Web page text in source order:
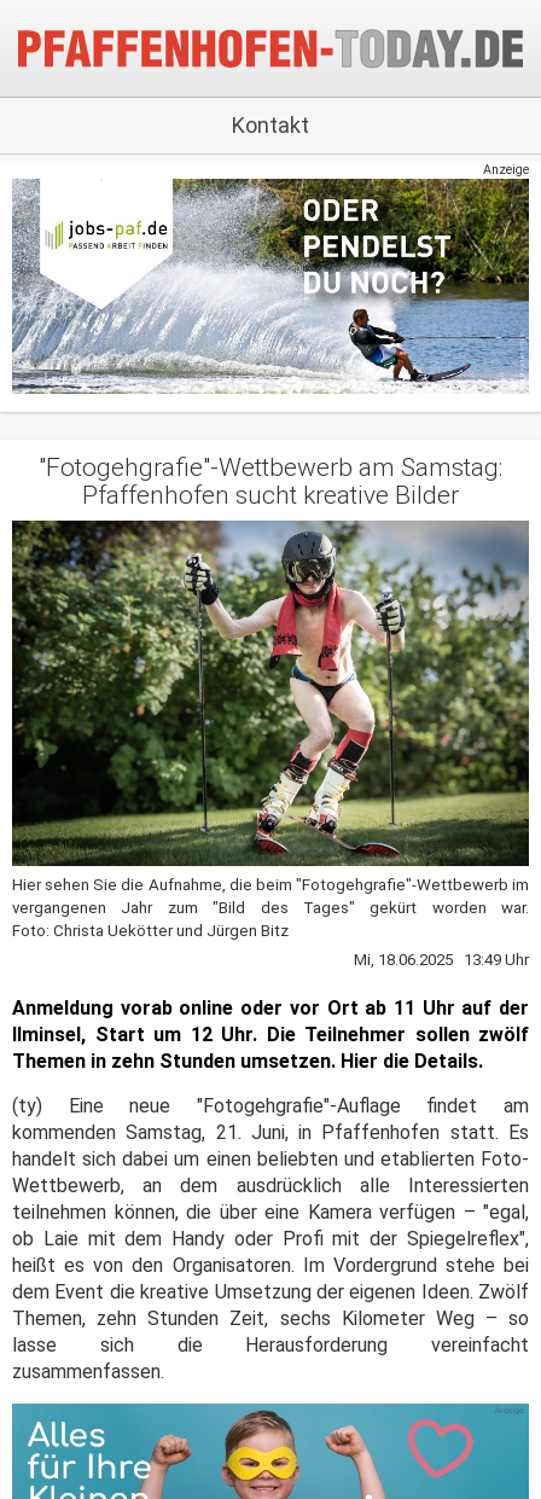
Kontakt
Anzeige
"Fotogehgrafie"-Wettbewerb am Samstag:
Pfaffenhofen sucht kreative Bilder
Hier sehen Sie die Aufnahme, die beim "Fotogehgrafie"-Wettbewerb im
vergangenen Jahr zum "Bild des Tages" gekürt worden war.
Foto: Christa Uekötter und Jürgen Bitz
Mi, 18.06.2025 13:49 Uhr
Anmeldung vorab online oder vor Ort ab 11 Uhr auf der
Ilminsel, Start um 12 Uhr. Die Teilnehmer sollen zwölf
Themen in zehn Stunden umsetzen. Hier die Details.
(ty) Eine neue "Fotogehgrafie"-Auflage findet am
kommenden Samstag, 21. Juni, in Pfaffenhofen statt. Es
handelt sich dabei um einen beliebten und etablierten Foto-
Wettbewerb, an dem ausdrücklich alle Interessierten
teilnehmen können, die über eine Kamera verfügen – "egal,
ob Laie mit dem Handy oder Profi mit der Spiegelreflex",
heißt es von den Organisatoren. Im Vordergrund stehe bei
dem Event die kreative Umsetzung der eigenen Ideen. Zwölf
Themen, zehn Stunden Zeit, sechs Kilometer Weg – so
lasse sich die Herausforderung vereinfacht
zusammenfassen.